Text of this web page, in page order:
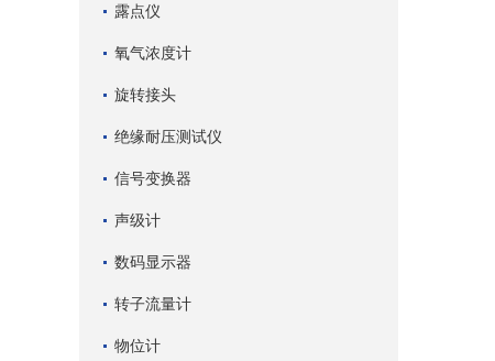
露点仪
氧气浓度计
旋转接头
绝缘耐压测试仪
信号变换器
声级计
数码显示器
转子流量计
物位计